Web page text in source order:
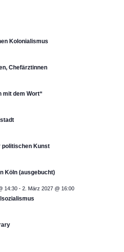
Kolonialismus
Chefärztinnen
mit dem Wort“
politischen Kunst
Köln (ausgebucht)
14:30- 2. März 2027 @ 16:00